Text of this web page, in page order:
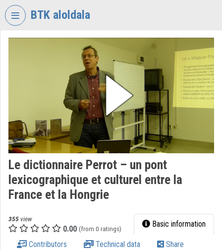
Skip header
BTK aloldala
Organization home
Organization discovery
Categories
Organization playlists
Organizations
Le dictionnaire Perrot – un pont
lexicographique et culturel entre la
France et la Hongrie
355 view
0.00 (from 0 ratings) Basic information
Contributors Technical data Share